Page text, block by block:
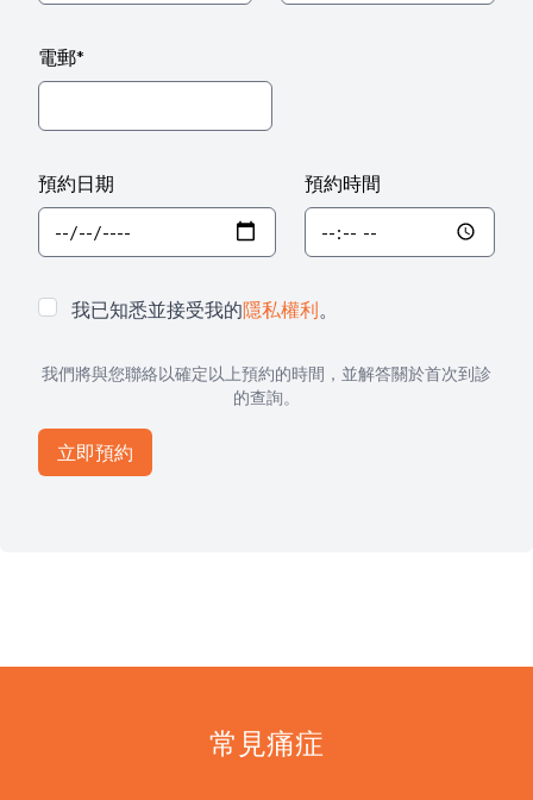
電郵*
預約日期 預約時間
我已知悉並接受我的隱私權利
我們將與您聯絡以確定以上預約的時間，並解答關於首次到診
的查詢。
常見痛症